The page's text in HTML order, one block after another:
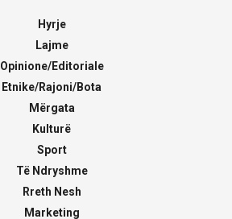
Hyrje
Lajme
Opinione/Editoriale
Etnike/Rajoni/Bota
Mërgata
Kulturë
Sport
Të Ndryshme
Rreth Nesh
Marketing